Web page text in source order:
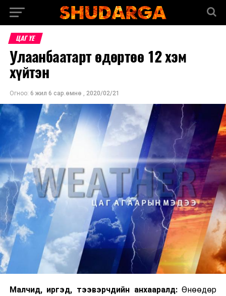
ЦАГ ҮЕ
Улаанбаатарт өдөртөө 12 хэм
хүйтэн
Огноо: 6 жил 6 сар.өмнө , 2020/02/21
Малчид, иргэд, тээвэрчдийн анхааралд:Өнөөдөр